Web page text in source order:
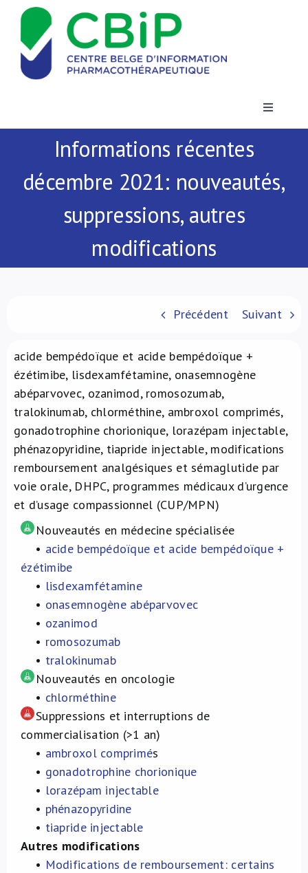
Passer
contenu
Toggle
Actualités
Publications
NL
Informations récentes
décembre 2021: nouveautés,
suppressions, autres
modifications
Précédent Suivant
acide bempédoïque et acide bempédoïque +
ézétimibe, lisdexamfétamine, onasemnogène
abéparvovec, ozanimod, romosozumab,
tralokinumab, chlorméthine, ambroxol comprimés,
gonadotrophine chorionique, lorazépam injectable,
phénazopyridine, tiapride injectable, modifications
remboursement analgésiques et sémaglutide par
voie orale, DHPC, programmes médicaux d’urgence
et d’usage compassionnel (CUP/MPN)
Nouveautés en médecine spécialisée
• acide bempédoïque et acide bempédoïque +
ézétimibe
• lisdexamfétamine
• onasemnogène abéparvovec
• ozanimod
• romosozumab
• tralokinumab
Nouveautés en oncologie
• chlorméthine
Suppressions et interruptions de
commercialisation (>1 an)
• ambroxol comprimés
• gonadotrophine chorionique
• lorazépam injectable
• phénazopyridine
• tiapride injectable
Autres modifications
• Modifications de remboursement: certains